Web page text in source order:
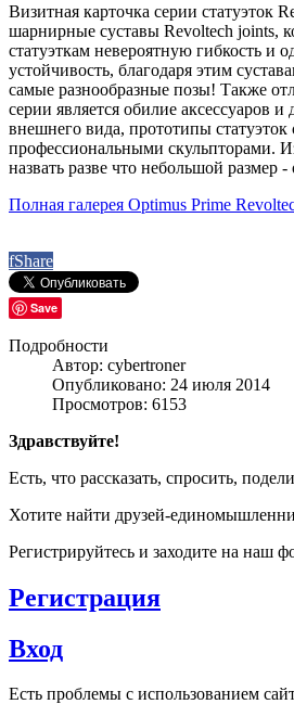
Визитная карточка серии статуэток
шарнирные суставы Revoltech joints,
статуэткам невероятную гибкость и
устойчивость, благодаря этим
самые разнообразные позы! Также
серии является обилие аксессуаров и
внешнего вида, прототипы статуэток
профессиональными скульпторами.
назвать разве что небольшой размер -
Полная галерея Optimus Prime
fShare
Save
Подробности
Автор: cybertroner
Опубликовано: 24 июля 2014
Просмотров: 6153
Здравствуйте!
Есть, что рассказать, спросить,
Хотите найти друзей-
Регистрируйтесь и заходите на наш
Регистрация
Вход
Есть проблемы с использованием